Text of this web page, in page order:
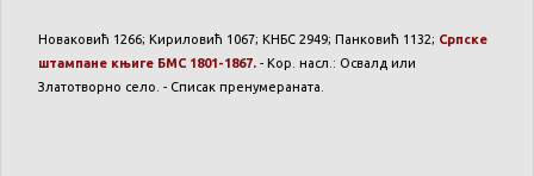
Новаковић 1266; Кириловић 1067; КНБС 2949; Панковић 1132; Српске
штампане књиге БМС 1801-1867. - Кор. насл.: Освалд или
Златотворно село. - Списак пренумераната.